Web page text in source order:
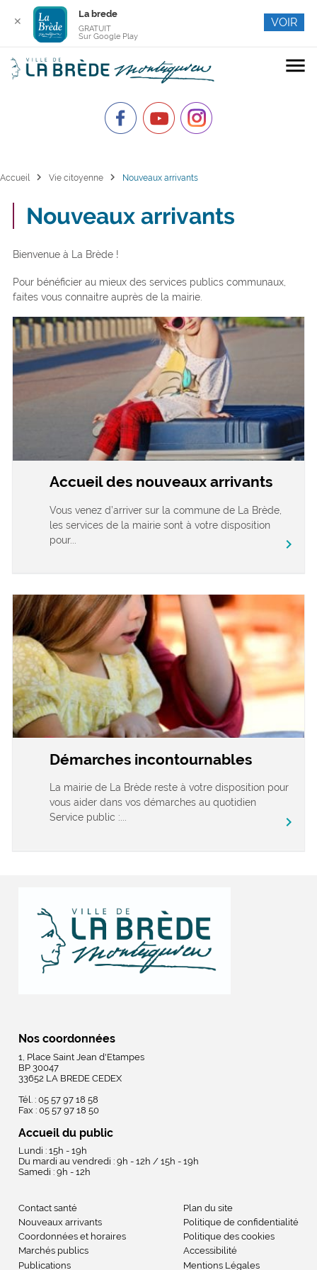
menu
Accueil chevron_right Vie citoyenne chevron_right Nouveaux arrivants
Nouveaux arrivants
Bienvenue à La Brède !
Pour bénéficier au mieux des services publics communaux,
faites vous connaitre auprès de la mairie.
Accueil des nouveaux arrivants
Vous venez d’arriver sur la commune de La Brède,
les services de la mairie sont à votre disposition
pour...
chevron_right
Démarches incontournables
La mairie de La Brède reste à votre disposition pour
vous aider dans vos démarches au quotidien
Service public :...
chevron_right
Nos coordonnées
1, Place Saint Jean d'Etampes
BP 30047
33652 LA BREDE CEDEX
Tél. : 05 57 97 18 58
Fax : 05 57 97 18 50
Accueil du public
Lundi : 15h - 19h
Du mardi au vendredi : 9h - 12h / 15h - 19h
Samedi : 9h - 12h
Contact santé
Nouveaux arrivants
Coordonnées et horaires
Marchés publics
Publications
Plan du site
Politique de confidentialité
Politique des cookies
Accessibilité
Mentions Légales
✕
La brede
GRATUIT
Sur Google Play
VOIR